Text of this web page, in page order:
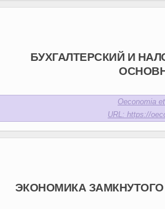
БУХГАЛТЕРСКИЙ И
Oeconomia
URL: https://
ЭКОНОМИКА